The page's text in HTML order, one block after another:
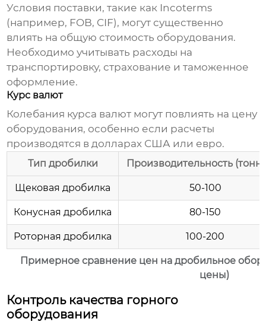
Условия поставки, такие как Incoterms
(например, FOB, CIF), могут существенно
влиять на общую стоимость оборудования.
Необходимо учитывать расходы на
транспортировку, страхование и таможенное
оформление.
Курс валют
Колебания курса валют могут повлиять на цену
оборудования, особенно если расчеты
производятся в долларах США или евро.
Примерное сравнение цен на дробильное
цены)
Тип дробилки Производительность (тонн/
Щековая дробилка 50-100
Конусная дробилка 80-150
Роторная дробилка 100-200
Контроль качества горного
оборудования